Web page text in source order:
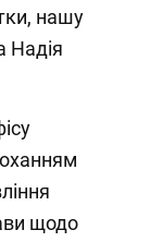
нашу
Надія
щодо